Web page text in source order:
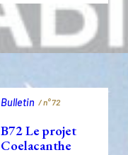
Bulletin / n°72
B72 Le projet
Coelacanthe